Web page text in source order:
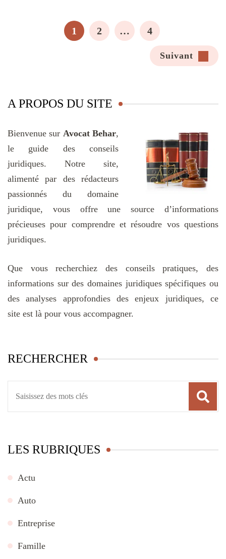
PAGE
1 PAGE
2 … PAGE
4
Suivant
A PROPOS DU SITE
Bienvenue sur Avocat Behar,
le guide des conseils
juridiques. Notre site,
alimenté par des rédacteurs
passionnés du domaine
juridique, vous offre une source d’informations
précieuses pour comprendre et résoudre vos questions
juridiques.
Que vous recherchiez des conseils pratiques, des
informations sur des domaines juridiques spécifiques ou
des analyses approfondies des enjeux juridiques, ce
site est là pour vous accompagner.
RECHERCHER
LES RUBRIQUES
Actu
Auto
Entreprise
Famille